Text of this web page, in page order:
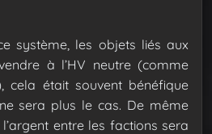
système, les objets liés aux
à l’HV neutre (comme
cela était souvent bénéfique
sera plus le cas. De même
entre les factions sera